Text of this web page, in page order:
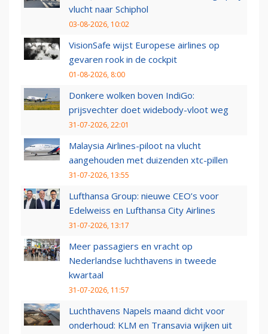
vlucht naar Schiphol
03-08-2026, 10:02
VisionSafe wijst Europese airlines op
gevaren rook in de cockpit
01-08-2026, 8:00
Donkere wolken boven IndiGo:
prijsvechter doet widebody-vloot weg
31-07-2026, 22:01
Malaysia Airlines-piloot na vlucht
aangehouden met duizenden xtc-pillen
31-07-2026, 13:55
Lufthansa Group: nieuwe CEO’s voor
Edelweiss en Lufthansa City Airlines
31-07-2026, 13:17
Meer passagiers en vracht op
Nederlandse luchthavens in tweede
kwartaal
31-07-2026, 11:57
Luchthavens Napels maand dicht voor
onderhoud: KLM en Transavia wijken uit